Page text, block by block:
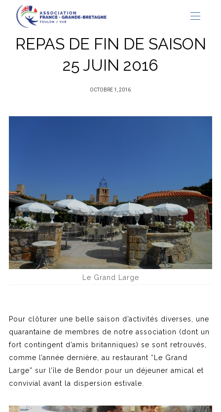
REPAS DE FIN DE SAISON
25 JUIN 2016
PUBLIÉ
OCTOBRE 1, 2016
Le Grand Large
Pour clôturer une belle saison d’activités diverses, une
quarantaine de membres de notre association (dont un
fort contingent d’amis britanniques) se sont retrouvés,
comme l’année dernière, au restaurant “Le Grand
Large” sur l’île de Bendor pour un déjeuner amical et
convivial avant la dispersion estivale.